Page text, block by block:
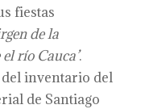
fiestas
de la
río Cauca’.
del inventario del
de Santiago